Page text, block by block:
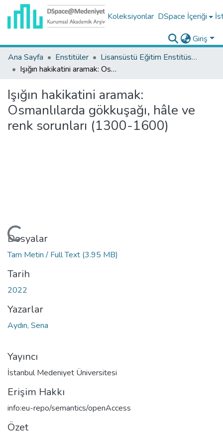
Koleksiyonlar DSpace İçeriği
Giriş
Ana Sayfa
Enstitüler
Lisansüstü Eğitim Enstitüsü Tez Koleksiyonu
Işığın hakikatini aramak: Osmanlılarda gökkuşağı, hâle ve renk sorunları (1300-1600)
Işığın hakikatini aramak:
Osmanlılarda gökkuşağı, hâle ve
renk sorunları (1300-1600)
Yükleniyor...
Dosyalar
Tam Metin / Full Text (3.95 MB)
Tarih
2022
Yazarlar
Aydın, Sena
Yayıncı
İstanbul Medeniyet Üniversitesi
Erişim Hakkı
info:eu-repo/semantics/openAccess
Özet